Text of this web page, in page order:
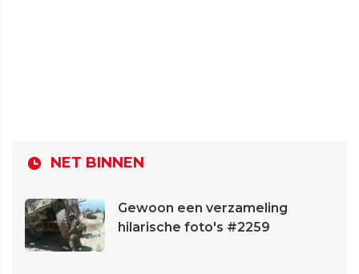
NET BINNEN
Gewoon een verzameling
hilarische foto's #2259